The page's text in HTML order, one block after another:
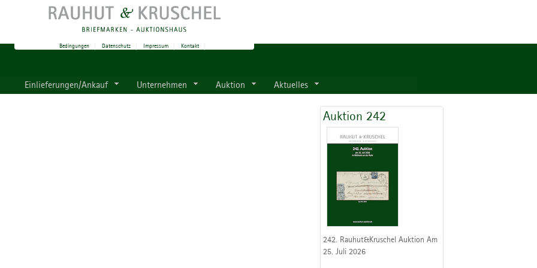
Bedingungen| Datenschutz| Impressum| Kontakt|
Einlieferungen/Ankauf Unternehmen Auktion Aktuelles
Auktion 242
242. Rauhut&Kruschel Auktion Am
25. Juli 2026